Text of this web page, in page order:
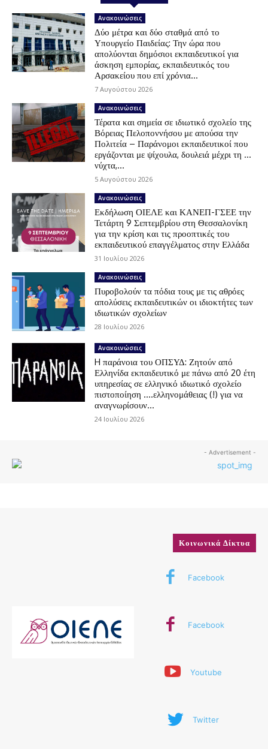
Ανακοινώσεις
Δύο μέτρα και δύο σταθμά από το
Υπουργείο Παιδείας: Την ώρα που
απολύονται δημόσιοι εκπαιδευτικοί για
άσκηση εμπορίας, εκπαιδευτικός του
Αρσακείου που επί χρόνια...
7 Αυγούστου 2026
Ανακοινώσεις
Τέρατα και σημεία σε ιδιωτικό σχολείο της
Βόρειας Πελοποννήσου με απούσα την
Πολιτεία – Παράνομοι εκπαιδευτικοί που
εργάζονται με ψίχουλα, δουλειά μέχρι τη …
νύχτα,...
5 Αυγούστου 2026
Ανακοινώσεις
Εκδήλωση ΟΙΕΛΕ και ΚΑΝΕΠ-ΓΣΕΕ την
Τετάρτη 9 Σεπτεμβρίου στη Θεσσαλονίκη
για την κρίση και τις προοπτικές του
εκπαιδευτικού επαγγέλματος στην Ελλάδα
31 Ιουλίου 2026
Ανακοινώσεις
Πυροβολούν τα πόδια τους με τις αθρόες
απολύσεις εκπαιδευτικών οι ιδιοκτήτες των
ιδιωτικών σχολείων
28 Ιουλίου 2026
Ανακοινώσεις
H παράνοια του ΟΠΣΥΔ: Ζητούν από
Ελληνίδα εκπαιδευτικό με πάνω από 20 έτη
υπηρεσίας σε ελληνικό ιδιωτικό σχολείο
πιστοποίηση ….ελληνομάθειας (!) για να
αναγνωρίσουν...
24 Ιουλίου 2026
- Advertisement -
Κοινωνικά Δίκτυα
Facebook
Facebook
Youtube
Twitter